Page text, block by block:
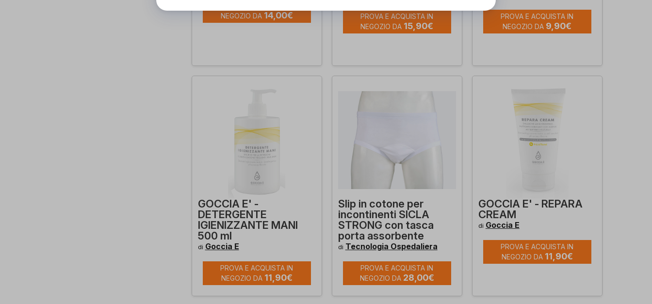
NEGOZIO DA 14,00€
PROVA E ACQUISTA IN
NEGOZIO DA 15,90€
PROVA E ACQUISTA IN
NEGOZIO DA 9,90€
GOCCIA E' -
DETERGENTE
IGIENIZZANTE MANI
500 ml
di Goccia E
PROVA E ACQUISTA IN
NEGOZIO DA 11,90€
Slip in cotone per
incontinenti SICLA
STRONG con tasca
porta assorbente
di Tecnologia Ospedaliera
PROVA E ACQUISTA IN
NEGOZIO DA 28,00€
GOCCIA E' - REPARA
CREAM
di Goccia E
PROVA E ACQUISTA IN
NEGOZIO DA 11,90€